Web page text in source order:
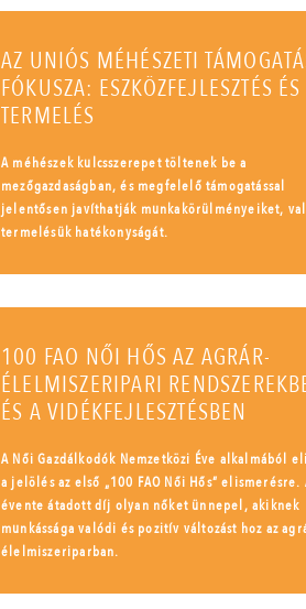
AZ UNIÓS MÉHÉSZETI
FÓKUSZA: ESZKÖZFEJLESZTÉS ÉS
TERMELÉS
A méhészek kulcsszerepet töltenek be a
mezőgazdaságban, és megfelelő támogatással
jelentősen javíthatják munkakörülményeiket,
termelésük hatékonyságát.
100 FAO NŐI HŐS AZ AGRÁR-
ÉLELMISZERIPARI
ÉS A VIDÉKFEJLESZTÉSBEN
A Női Gazdálkodók Nemzetközi Éve alkalmából
a jelölés az első „100 FAO Női Hős” elismerésre.
évente átadott díj olyan nőket ünnepel, akiknek
munkássága valódi és pozitív változást hoz az
élelmiszeriparban.